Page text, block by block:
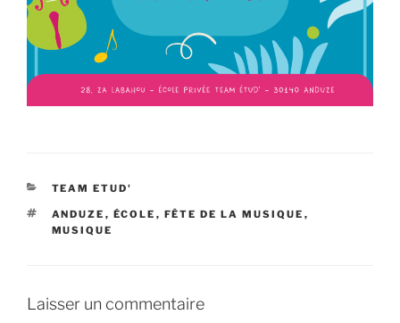
CATÉGORIES
TEAM ETUD'
ÉTIQUETTES
ANDUZE , ÉCOLE , FÊTE DE LA MUSIQUE ,
MUSIQUE
Laisser un commentaire